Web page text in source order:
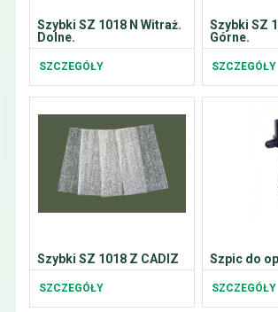
Szybki SZ 1018 N Witraż.
Dolne.
SZCZEGÓŁY
Szybki SZ
Górne.
SZCZEGÓŁY
Szybki SZ 1018 Z CADIZ
SZCZEGÓŁY
Szpic do
SZCZEGÓŁY